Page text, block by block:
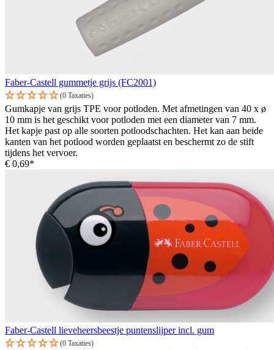
Faber-Castell gummetje grijs (FC2001)
(0 Taxaties)
Gumkapje van grijs TPE voor potloden. Met afmetingen van 40 x ø
10 mm is het geschikt voor potloden met een diameter van 7 mm.
Het kapje past op alle soorten potloodschachten. Het kan aan beide
kanten van het potlood worden geplaatst en beschermt zo de stift
tijdens het vervoer.
€ 0,69*
Faber-Castell lieveheersbeestje puntenslijper incl. gum
(0 Taxaties)